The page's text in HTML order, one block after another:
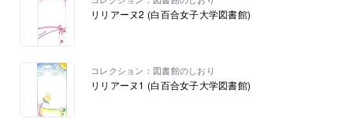
リリアーヌ2 (白百合女子大学図書館)
コレクション：図書館のしおり
リリアーヌ1 (白百合女子大学図書館)